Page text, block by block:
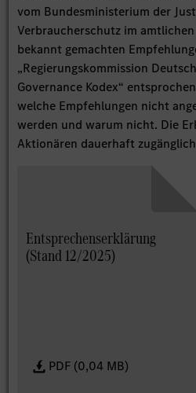
vom Bundesministerium der
Verbraucherschutz im
bekannt gemachten
„Regierungskommission
Governance Kodex“
welche Empfehlungen nicht
werden und warum nicht. Die
Aktionären dauerhaft
Entsprechenserklärung
(Stand 12/2025)
PDF (0,04 MB)